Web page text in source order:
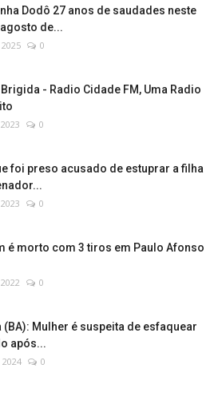
Dodô 27 anos de saudades neste
de...
0
- Radio Cidade FM, Uma Radio
0
foi preso acusado de estuprar a filha
0
é morto com 3 tiros em Paulo Afonso
0
(BA): Mulher é suspeita de esfaquear
após...
0